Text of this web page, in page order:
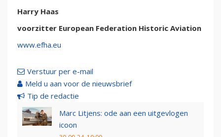
Harry Haas
voorzitter European Federation Historic Aviation
www.efha.eu
Verstuur per e-mail
Meld u aan voor de nieuwsbrief
Tip de redactie
Marc Litjens: ode aan een uitgevlogen
icoon